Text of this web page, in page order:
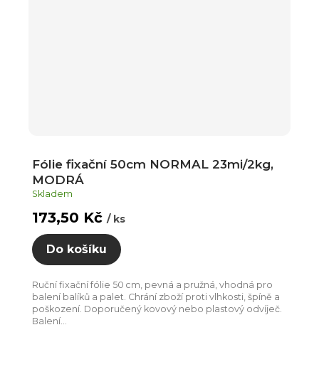
Fólie fixační 50cm NORMAL 23mi/2kg,
MODRÁ
Skladem
173,50 Kč / ks
Do košíku
Ruční fixační fólie 50 cm, pevná a pružná, vhodná pro
balení balíků a palet. Chrání zboží proti vlhkosti, špíně a
poškození. Doporučený kovový nebo plastový odvíječ.
Balení...